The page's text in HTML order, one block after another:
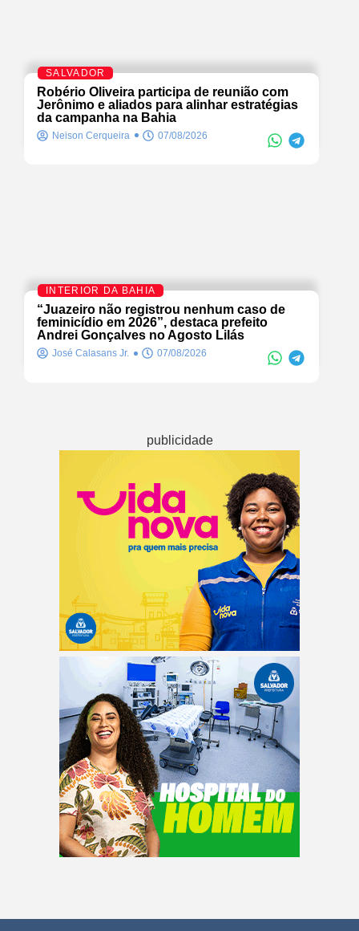
SALVADOR
Robério Oliveira participa de reunião com
Jerônimo e aliados para alinhar estratégias
da campanha na Bahia
Neison Cerqueira 07/08/2026
INTERIOR DA BAHIA
“Juazeiro não registrou nenhum caso de
feminicídio em 2026”, destaca prefeito
Andrei Gonçalves no Agosto Lilás
José Calasans Jr. 07/08/2026
publicidade